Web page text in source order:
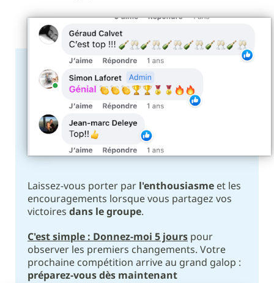
Laissez-vous porter par l'enthousiasme et les
encouragements lorsque vous partagez vos
victoires dans le groupe.
C'est simple : Donnez-moi 5 jours pour
observer les premiers changements. Votre
prochaine compétition arrive au grand galop :
préparez-vous dès maintenant